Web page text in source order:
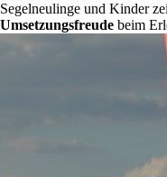
Segelneulinge und Kinder
Umsetzungsfreude beim